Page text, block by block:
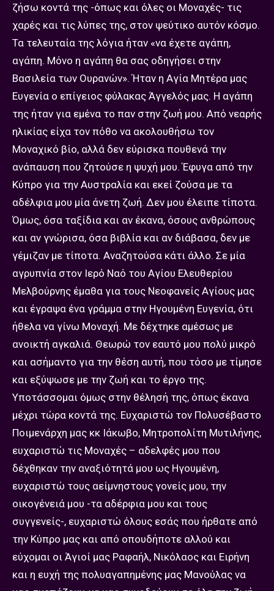
ζήσω κοντά της -όπως και όλες οι Μοναχές- τις
χαρές και τις λύπες της, στον ψεύτικο αυτόν κόσμο.
Τα τελευταία της λόγια ήταν «να έχετε αγάπη,
αγάπη. Μόνο η αγάπη θα σας οδηγήσει στην
Βασιλεία των Ουρανών». Ήταν η Αγία Μητέρα μας
Ευγενία ο επίγειος φύλακας Άγγελός μας. Η αγάπη
της ήταν για εμένα το παν στην ζωή μου. Από νεαρής
ηλικίας είχα τον πόθο να ακολουθήσω τον
Μοναχικό βίο, αλλά δεν εύρισκα πουθενά την
ανάπαυση που ζητούσε η ψυχή μου. Έφυγα από την
Κύπρο για την Αυστραλία και εκεί ζούσα με τα
αδέλφια μου μία άνετη ζωή. Δεν μου έλειπε τίποτα.
Όμως, όσα ταξίδια και αν έκανα, όσους ανθρώπους
και αν γνώρισα, όσα βιβλία και αν διάβασα, δεν με
γέμιζαν με τίποτα. Αναζητούσα κάτι άλλο. Σε μία
αγρυπνία στον Ιερό Ναό του Αγίου Ελευθερίου
Μελβούρνης έμαθα για τους Νεοφανείς Αγίους μας
και έγραψα ένα γράμμα στην Ηγουμένη Ευγενία, ότι
ήθελα να γίνω Μοναχή. Με δέχτηκε αμέσως με
ανοικτή αγκαλιά. Θεωρώ τον εαυτό μου πολύ μικρό
και ασήμαντο για την θέση αυτή, που τόσο με τίμησε
και εξύψωσε με την ζωή και το έργο της.
Υποτάσσομαι όμως στην θέλησή της, όπως έκανα
μέχρι τώρα κοντά της. Ευχαριστώ τον Πολυσέβαστο
Ποιμενάρχη μας κκ Ιάκωβο, Μητροπολίτη Μυτιλήνης,
ευχαριστώ τις Μοναχές – αδελφές μου που
δέχθηκαν την αναξιότητά μου ως Ηγουμένη,
ευχαριστώ τους αείμνηστους γονείς μου, την
οικογένειά μου -τα αδέρφια μου και τους
συγγενείς-, ευχαριστώ όλους εσάς που ήρθατε από
την Κύπρο μας και από οπουδήποτε αλλού και
εύχομαι οι Άγιοί μας Ραφαήλ, Νικόλαος και Ειρήνη
και η ευχή της πολυαγαπημένης μας Μανούλας να